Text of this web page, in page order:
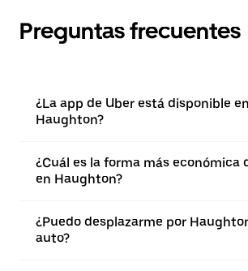
Preguntas frecuentes
¿La app de Uber está disponible en
Haughton?
¿Cuál es la forma más económica
en Haughton?
¿Puedo desplazarme por
auto?